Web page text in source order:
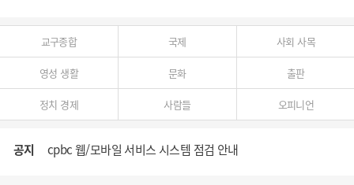
교구종합 국제 사회 사목
영성 생활 문화 출판
정치 경제 사람들 오피니언
공지 cpbc 웹/모바일 서비스 시스템 점검 안내